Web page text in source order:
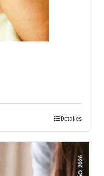
Detalles